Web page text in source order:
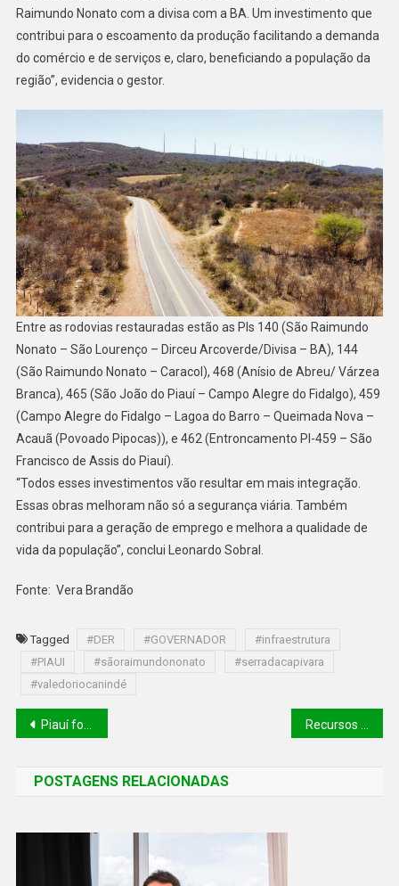
Raimundo Nonato com a divisa com a BA. Um investimento que
contribui para o escoamento da produção facilitando a demanda
do comércio e de serviços e, claro, beneficiando a população da
região”, evidencia o gestor.
Entre as rodovias restauradas estão as PIs 140 (São Raimundo
Nonato – São Lourenço – Dirceu Arcoverde/Divisa – BA), 144
(São Raimundo Nonato – Caracol), 468 (Anísio de Abreu/ Várzea
Branca), 465 (São João do Piauí – Campo Alegre do Fidalgo), 459
(Campo Alegre do Fidalgo – Lagoa do Barro – Queimada Nova –
Acauã (Povoado Pipocas)), e 462 (Entroncamento PI-459 – São
Francisco de Assis do Piauí).
“Todos esses investimentos vão resultar em mais integração.
Essas obras melhoram não só a segurança viária. Também
contribui para a geração de emprego e melhora a qualidade de
vida da população”, conclui Leonardo Sobral.
Fonte: Vera Brandão
Tagged #DER #GOVERNADOR
#infraestrutura
#PIAUI
#sãoraimundononato
#serradacapivara
#valedoriocanindé
Piauí foi o único estado do Matopiba a apresentar redução nos índices de desmatamento do Cerrado
POSTAGENS RELACIONADAS